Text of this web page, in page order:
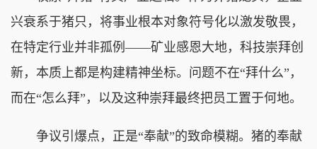
兴衰系于猪只，将事业根本对象符号化以激发敬畏，
在特定行业并非孤例——矿业感恩大地，科技崇拜创
新，本质上都是构建精神坐标。问题不在“拜什么”，
而在“怎么拜”，以及这种崇拜最终把员工置于何地。
争议引爆点，正是“奉献”的致命模糊。猪的奉献